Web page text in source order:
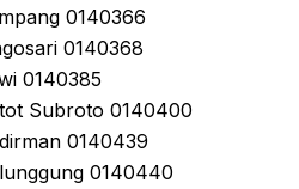
0140366
0140368
0140385
Subroto 0140400
0140439
0140440